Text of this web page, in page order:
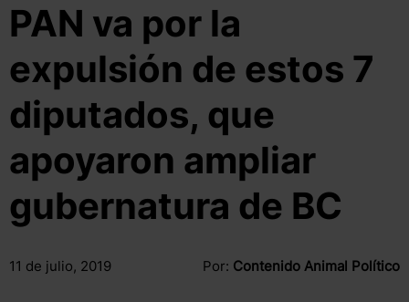
PAN va por la
expulsión de estos 7
diputados, que
apoyaron ampliar
gubernatura de BC
11 de julio, 2019 Por: Contenido Animal Político